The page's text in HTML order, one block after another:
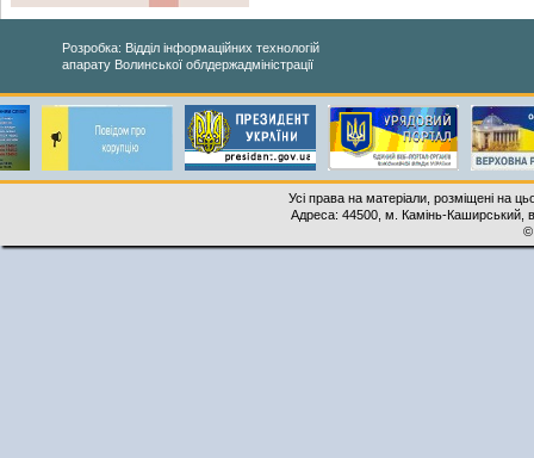
Розробка: Відділ інформаційних технологій
апарату Волинської облдержадміністрації
Усі права на матеріали, розміщені на
Адреса: 44500, м. Камінь-Каширський,
©